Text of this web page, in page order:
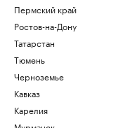
Пермский край
Ростов-на-Дону
Татарстан
Тюмень
Черноземье
Кавказ
Карелия